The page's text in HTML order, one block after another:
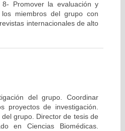
Promover la evaluación y
miembros del grupo con
internacionales de alto
del grupo. Coordinar
proyectos de investigación.
grupo. Director de tesis de
en Ciencias Biomédicas.